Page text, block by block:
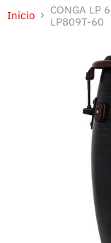
Inicio
CONGA LP
LP809T-60